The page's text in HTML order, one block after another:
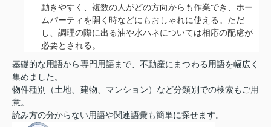
動きやすく、複数の人がどの方向からも作業でき、ホー
ムパーティを開く時などにもおしゃれに使える。ただ
し、調理の際に出る油や水ハネについては相応の配慮が
必要とされる。
基礎的な用語から専門用語まで、不動産にまつわる用語を幅広く
集めました。
物件種別（土地、建物、マンション）など分類別での検索もご用
意。
読み方の分からない用語や関連語彙も簡単に探せます。